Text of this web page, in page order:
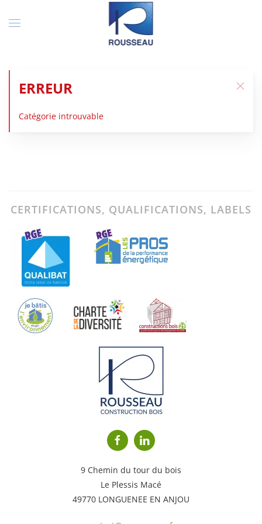
ERREUR
Catégorie introuvable
CERTIFICATIONS, QUALIFICATIONS, LABELS
9 Chemin du tour du bois
Le Plessis Macé
49770 LONGUENEE EN ANJOU